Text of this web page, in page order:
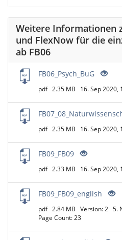
Weitere Informationen
und FlexNow für die
ab FB06
FB06_Psych_BuG
pdf 2.35 MB 16. Sep 2020,
pdf 2.35 MB 16. Sep 2020,
FB09_FB09
pdf 2.33 MB 16. Sep 2020,
FB09_FB09_english
pdf 2.84 MB Version: 2 5.
Page Count: 23